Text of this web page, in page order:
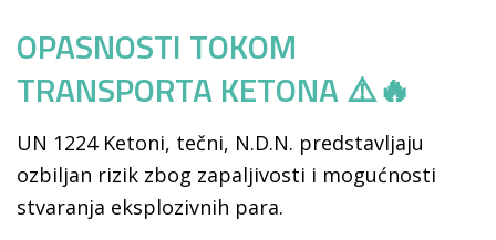
OPASNOSTI TOKOM
TRANSPORTA KETONA ⚠️🔥
UN 1224 Ketoni, tečni, N.D.N. predstavljaju
ozbiljan rizik zbog zapaljivosti i mogućnosti
stvaranja eksplozivnih para.